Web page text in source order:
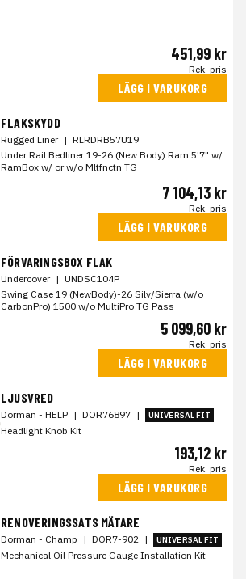
451,99 kr
Rek. pris
LÄGG I VARUKORG
FLAKSKYDD
Rugged Liner | RLRDRB57U19
Under Rail Bedliner 19-26 (New Body) Ram 5'7" w/
RamBox w/ or w/o Mltfnctn TG
7 104,13 kr
Rek. pris
LÄGG I VARUKORG
FÖRVARINGSBOX FLAK
Undercover | UNDSC104P
Swing Case 19 (NewBody)-26 Silv/Sierra (w/o
CarbonPro) 1500 w/o MultiPro TG Pass
5 099,60 kr
Rek. pris
LÄGG I VARUKORG
LJUSVRED
Dorman - HELP | DOR76897 | UNIVERSAL FIT
Headlight Knob Kit
193,12 kr
Rek. pris
LÄGG I VARUKORG
RENOVERINGSSATS MÄTARE
Dorman - Champ | DOR7-902 | UNIVERSAL FIT
Mechanical Oil Pressure Gauge Installation Kit